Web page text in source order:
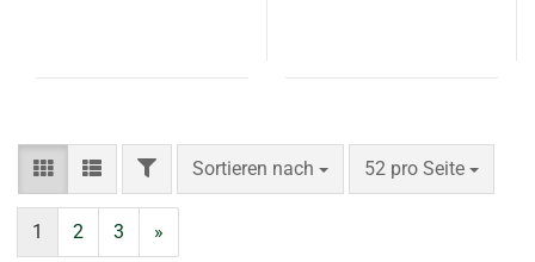
FILTERSortieren nach
Sortieren nach 52 pro Seite
pro Seite
1 2 3 »